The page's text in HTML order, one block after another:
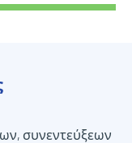
συνεντεύξεων